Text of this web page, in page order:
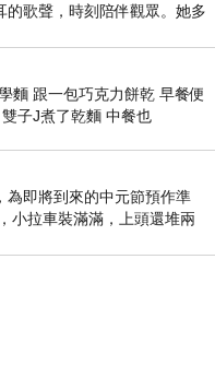
的歌聲，時刻陪伴觀眾。她多
象，不僅保留在電影
麵 跟一包巧克力餅乾 早餐便
子J煮了乾麵 中餐也
為即將到來的中元節預作準
小拉車裝滿滿，上頭還堆兩
這點程度我一個人搬